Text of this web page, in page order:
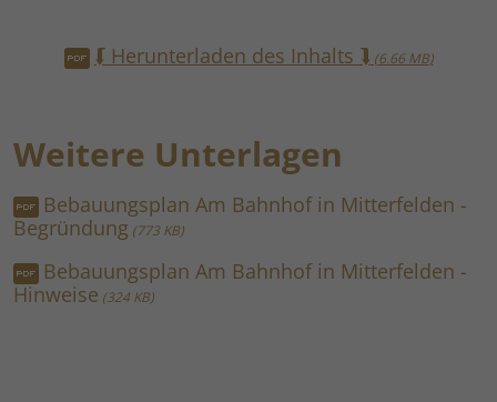
⮮ Herunterladen des Inhalts ⮯ 6.66 MB
Weitere Unterlagen
Bebauungsplan Am Bahnhof in Mitterfelden -
Begründung 773 KB
Bebauungsplan Am Bahnhof in Mitterfelden -
Hinweise 324 KB